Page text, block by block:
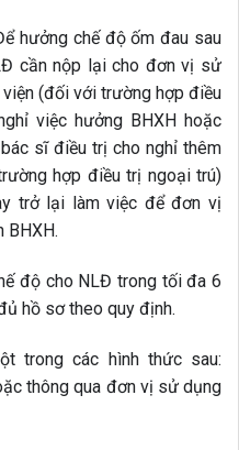
hưởng chế độ ốm đau sau
cần nộp lại cho đơn vị sử
(đối với trường hợp điều
việc hưởng BHXH hoặc
sĩ điều trị cho nghỉ thêm
hợp điều trị ngoại trú)
trở lại làm việc để đơn vị
BHXH.
độ cho NLĐ trong tối đa 6
hồ sơ theo quy định.
trong các hình thức sau:
thông qua đơn vị sử dụng